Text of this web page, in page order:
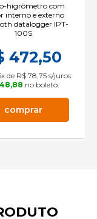
higrômetro com
interno e externo
datalogger IPT-
100S
472,50
de R$ 78,75 s/juros
no boleto.
comprar